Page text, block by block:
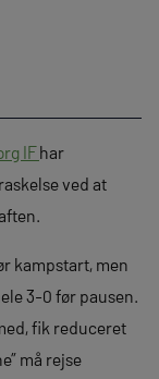
IFhar
ved at
kampstart, men
3-0 før pausen.
fik reduceret
må rejse